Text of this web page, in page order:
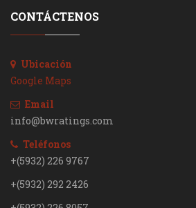
CONTÁCTENOS
Ubicación
Google Maps
Email
info@bwratings.com
Teléfonos
+(5932) 226 9767
+(5932) 292 2426